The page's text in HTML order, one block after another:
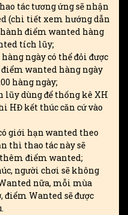
tác tương ứng sẽ nhận
(chi tiết xem hướng dẫn
điểm wanted hàng
tích lũy;
ngày có thể đỏi được
điểm wanted hàng ngày
hàng ngày;
dùng để thống kê XH
HĐ kết thúc căn cứ vào
giới hạn wanted theo
thì thao tác này sẽ
điểm wanted;
người chơi sẽ không
nữa, mỗi mùa
điểm Wanted sẽ được